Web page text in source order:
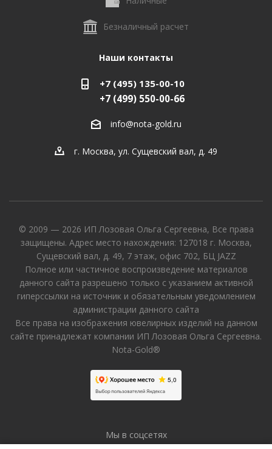
Безналичный расчет
Наши контакты
+7 (495) 135-00-10
+7 (499) 550-00-66
info@nota-gold.ru
г. Москва, ул. Сущевский вал, д. 49
© 2009 — 2026 ИП Лозовая Ольга Сергеевна, Все права
защищены. Адрес место нахождения: 127018 г. Москва,
Сущевский вал, д. 49, 7 этаж, офис 702, БЦ JAZZ
Полное или частичное воспроизведение материалов
данного сайта разрешено только с указанием активной
гиперссылки на источник и обязательным уведомлением
администрации данного сайта
Все права на изображения ювелирных изделий на данном
сайте принадлежат компании ИП Лозовая Ольга Сергеевна.
Nota-Gold®
Мы в соцсетях